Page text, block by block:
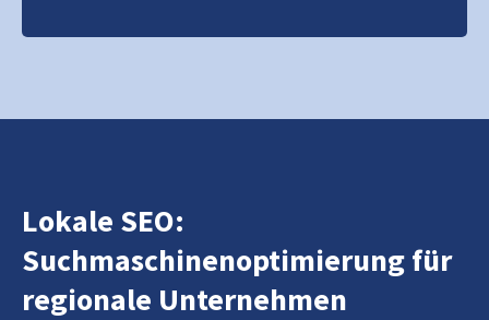
Lokale SEO:
Suchmaschinenoptimierung für
regionale Unternehmen